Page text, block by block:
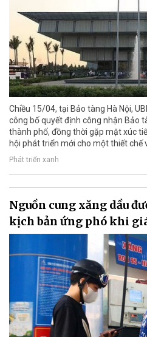
Chiều 15/04, tại Bảo tàng Hà Nội,
công bố quyết định công nhận Bảo
thành phố, đồng thời gặp mặt xúc
hội phát triển mới cho một thiết chế
Phát triển xanh
Nguồn cung xăng dầu
kịch bản ứng phó khi